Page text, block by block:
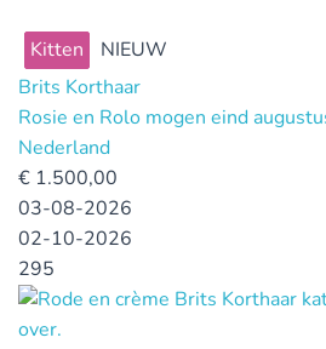
Kitten
NIEUW
Brits Korthaar
Rosie en Rolo mogen eind
Nederland
€ 1.500,00
03-08-2026
02-10-2026
295